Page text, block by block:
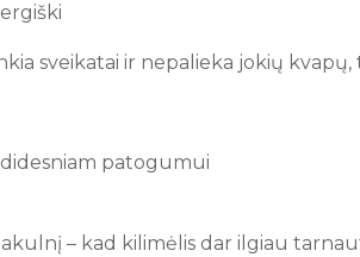
sveikatai ir nepalieka jokių
patogumui
– kad kilimėlis dar ilgiau